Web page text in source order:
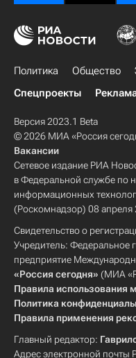
Политика Общество
Спецпроекты
Версия 2023.1 Beta
© 2026 МИА «Россия
Вакансии
Сетевое издание РИА
в Федеральной службе по
информационных
(Роскомнадзор) 08 апреля
Свидетельство о
Учредитель: Федеральное
предприятие
«Россия сегодня» (МИА
Правила использования
Политика
Правила применения
Главный редактор:
Адрес электронной почты